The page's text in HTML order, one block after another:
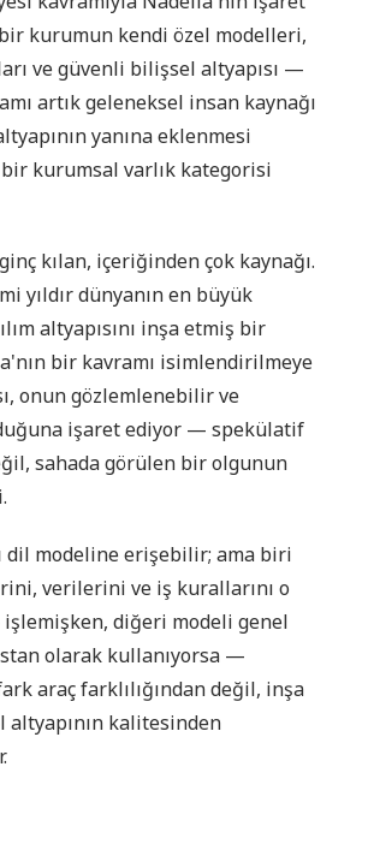
kurumun kendi özel modelleri,
ve güvenli bilişsel altyapısı —
artık geleneksel insan kaynağı
yanına eklenmesi
kurumsal varlık kategorisi
kılan, içeriğinden çok kaynağı.
yıldır dünyanın en büyük
altyapısını inşa etmiş bir
bir kavramı isimlendirilmeye
onun gözlemlenebilir ve
işaret ediyor — spekülatif
sahada görülen bir olgunun
dil modeline erişebilir; ama biri
verilerini ve iş kurallarını o
diğeri modeli genel
olarak kullanıyorsa —
araç farklılığından değil, inşa
kalitesinden